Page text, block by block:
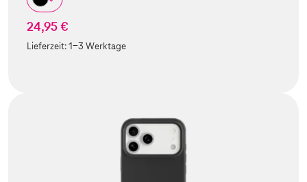
24,95 €
Lieferzeit:1-3 Werktage